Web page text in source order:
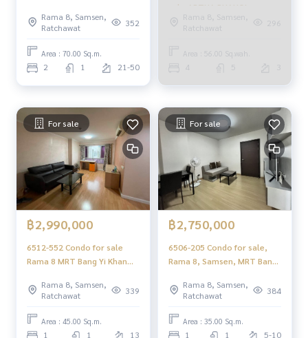
2 bedrooms, high floor.
Rama 8, Samsen,
Ratchawat
352
Area : 70.00 Sq.m.
2 1 21-50
sale,ARTHA PHAHOL-
ARI,swimming pool,4
bedrooms.
Rama 8, Samsen,
Ratchawat
296
Area : 56.00 Sq.wah.
4 5
For sale
฿2,990,000
6512-552 Condo for sale
Rama 8 MRT Bang Yi Khan
bedroom
Rama 8, Samsen,
Ratchawat
339
Area : 45.00 Sq.m.
1 1 13
For sale
฿2,750,000
6506-205 Condo for sale,
Rama 8, Samsen, MRT Bang
Rama 8, 1 bedroom.
Rama 8, Samsen,
Ratchawat
384
Area : 35.00 Sq.m.
1 1 5-10